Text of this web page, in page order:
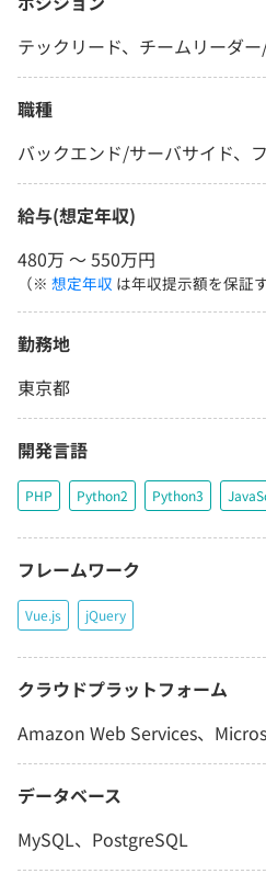
テックリード、チームリーダ
職種
バックエンド/サーバサイド、
給与(想定年収)
480万 〜 550万円
（※ 想定年収 は年収提示額を保証
勤務地
東京都
開発言語
PHP Python2 Python3
フレームワーク
Vue.js jQuery
クラウドプラットフォーム
Amazon Web Services、
データベース
MySQL、PostgreSQL